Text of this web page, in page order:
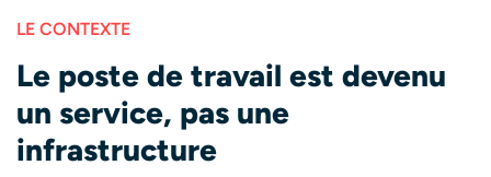
LE CONTEXTE
Le poste de travail est devenu
un service, pas une
infrastructure